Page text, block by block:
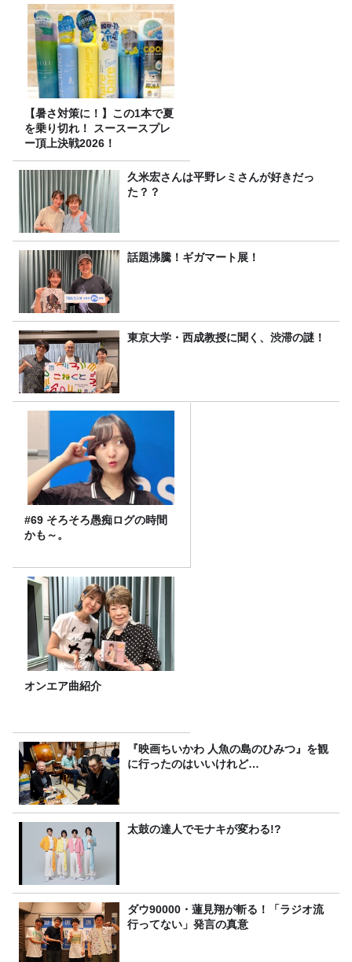
【暑さ対策に！】この1本で夏
を乗り切れ！ スースースプレ
ー頂上決戦2026！
久米宏さんは平野レミさんが好きだっ
た？？
話題沸騰！ギガマート展！
東京大学・西成教授に聞く、渋滞の謎！
#69 そろそろ愚痴ログの時間
かも～。
オンエア曲紹介
『映画ちいかわ 人魚の島のひみつ』を観
に行ったのはいいけれど…
太鼓の達人でモナキが変わる!?
ダウ90000・蓮見翔が斬る！「ラジオ流
行ってない」発言の真意